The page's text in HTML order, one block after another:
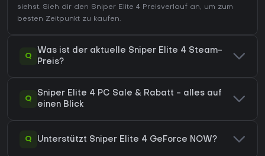
siehst. Sieh dir den Sniper Elite 4 Preisverlauf an, um zum
besten Zeitpunkt zu kaufen.
Q
Was ist der aktuelle Sniper Elite 4 Steam-
Preis?
Q
Sniper Elite 4 PC Sale & Rabatt - alles auf
einen Blick
Q Unterstützt Sniper Elite 4 GeForce NOW?